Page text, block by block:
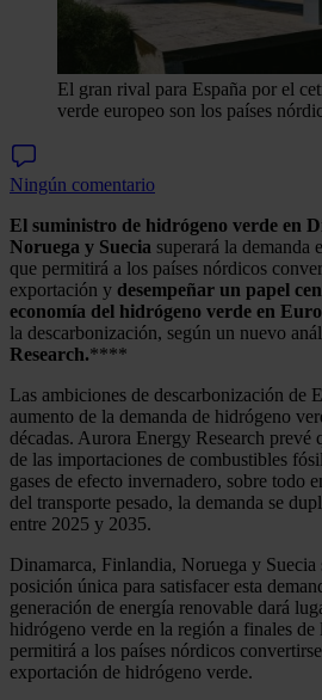
El gran rival para España por el
verde europeo son los países
Ningún comentario
El suministro de hidrógeno verde en
Noruega y Suecia superará la demanda
que permitirá a los países nórdicos
exportación y desempeñar un papel
economía del hidrógeno verde en
la descarbonización, según un nuevo
Research.****
Las ambiciones de descarbonización de
aumento de la demanda de hidrógeno
décadas. Aurora Energy Research prevé
de las importaciones de combustibles
gases de efecto invernadero, sobre todo
del transporte pesado, la demanda se
entre 2025 y 2035.
Dinamarca, Finlandia, Noruega y Suecia
posición única para satisfacer esta
generación de energía renovable dará
hidrógeno verde en la región a finales
permitirá a los países nórdicos
exportación de hidrógeno verde.